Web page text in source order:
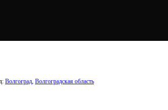
Волгоград, Волгоградская область